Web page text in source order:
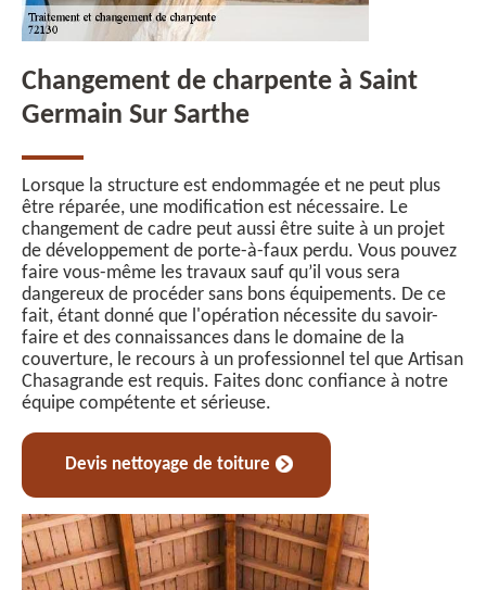
Changement de charpente à Saint
Germain Sur Sarthe
Lorsque la structure est endommagée et ne peut plus
être réparée, une modification est nécessaire. Le
changement de cadre peut aussi être suite à un projet
de développement de porte-à-faux perdu. Vous pouvez
faire vous-même les travaux sauf qu’il vous sera
dangereux de procéder sans bons équipements. De ce
fait, étant donné que l'opération nécessite du savoir-
faire et des connaissances dans le domaine de la
couverture, le recours à un professionnel tel que Artisan
Chasagrande est requis. Faites donc confiance à notre
équipe compétente et sérieuse.
Devis nettoyage de toiture